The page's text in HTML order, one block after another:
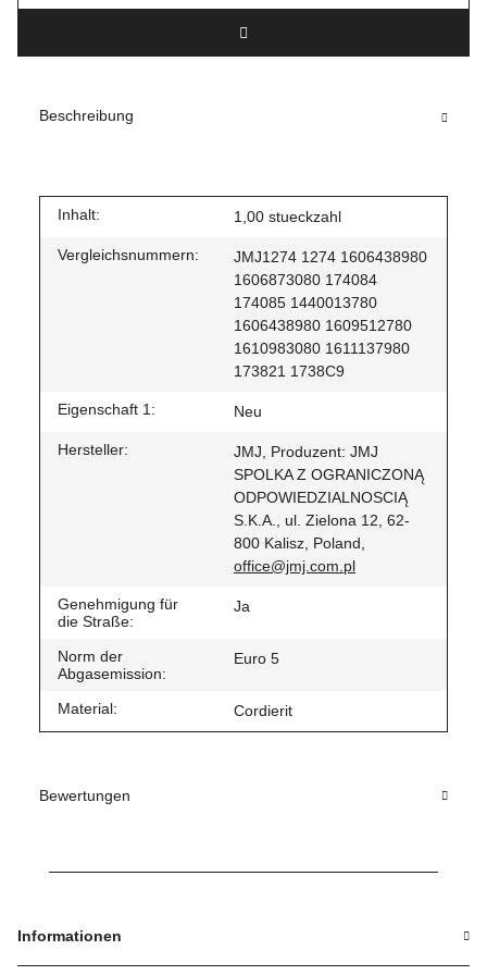
Beschreibung
Inhalt: 1,00 stueckzahl
Vergleichsnummern:
JMJ1274 1274 1606438980
1606873080 174084
174085 1440013780
1606438980 1609512780
1610983080 1611137980
173821 1738C9
Eigenschaft 1: Neu
Hersteller:
JMJ, Produzent: JMJ
SPOLKA Z OGRANICZONĄ
ODPOWIEDZIALNOSCIĄ
S.K.A., ul. Zielona 12, 62-
800 Kalisz, Poland,
office@jmj.com.pl
Genehmigung für
die Straße:
Ja
Norm der
Abgasemission:
Euro 5
Material: Cordierit
Bewertungen
Informationen